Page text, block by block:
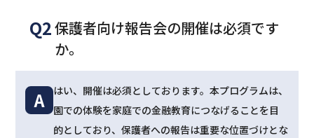
Q2保護者向け報告会の開催は必須です
か。
A
はい、開催は必須としております。本プログラムは、
園での体験を家庭での金融教育につなげることを目
的としており、保護者への報告は重要な位置づけとな